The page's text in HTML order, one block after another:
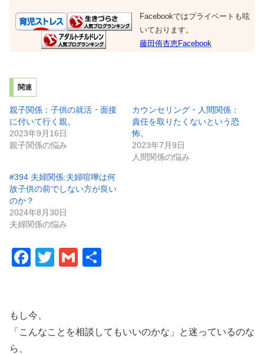
Facebookではプライベートも呟
いております。
藤田侑杏恵Facebook
関連
親子関係：子供の就活・面接
に付いて行く親。
2023年9月16日
親子関係の悩み
カウンセリング・人間関係：
責任を取りたくないという恐
怖。
2023年7月9日
人間関係の悩み
#394 夫婦関係:夫婦喧嘩は何
故子供の前でしない方が良い
のか？
2024年8月30日
夫婦関係の悩み
F
e
b
T
G
もし今、
「こんなことを相談してもいいのかな」と迷っているのな
ら、